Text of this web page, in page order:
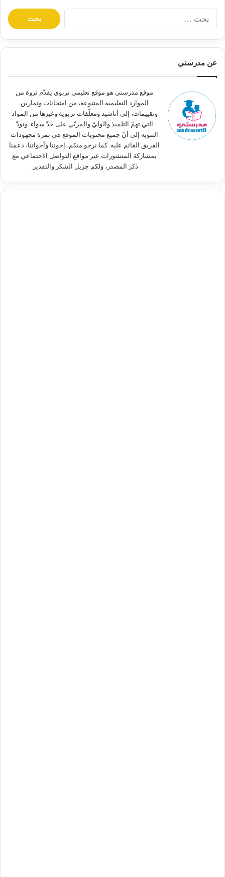
ن
عن مدرستي
موقع مدرستي هو موقع تعليمي تربوي يقدّم ثروة من
الموارد التعليمية المتنوعة، من امتحانات وتمارين
وتقييمات، إلى أناشيد ومعلّقات تربوية وغيرها من المواد
التي تهمّ التلميذ والوليّ والمربّي على حدّ سواء. ونودّ
التنويه إلى أنّ جميع محتويات الموقع هي ثمرة مجهودات
الفريق القائم عليه. كما نرجو منكم، إخوتنا وأخواتنا، دعمنا
بمشاركة المنشورات عبر مواقع التواصل الاجتماعي مع
ذكر المصدر، ولكم جزيل الشكر والتقدير.